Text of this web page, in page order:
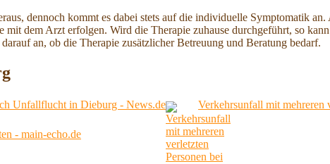
dennoch kommt es dabei stets auf die individuelle Symptomatik
mit dem Arzt erfolgen. Wird die Therapie zuhause durchgeführt, so
an, ob die Therapie zusätzlicher Betreuung und Beratung bedarf.
Unfallflucht in Dieburg - News.de Verkehrsunfall mit mehreren
- main-echo.de